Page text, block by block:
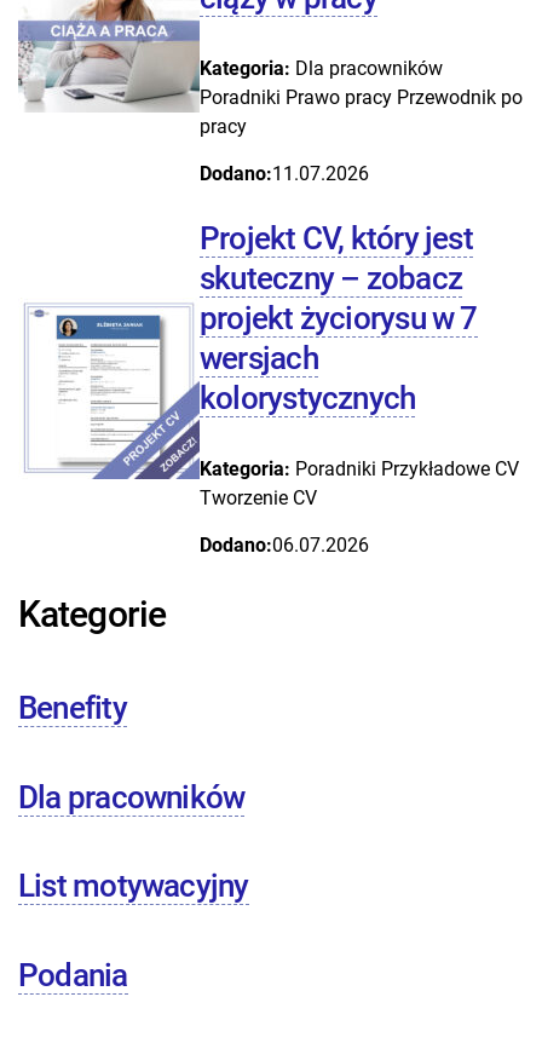
Kategoria: Dla pracowników
Poradniki Prawo pracy Przewodnik po
pracy
Dodano:11.07.2026
Projekt CV, który jest
skuteczny – zobacz
projekt życiorysu w 7
wersjach
kolorystycznych
Kategoria: Poradniki Przykładowe CV
Tworzenie CV
Dodano:06.07.2026
Kategorie
Benefity
Dla pracowników
List motywacyjny
Podania